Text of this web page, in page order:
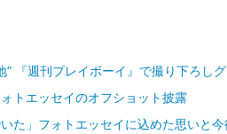
『週刊プレイボーイ』で撮り下ろし
トエッセイのオフショット披露
た」フォトエッセイに込めた思いと